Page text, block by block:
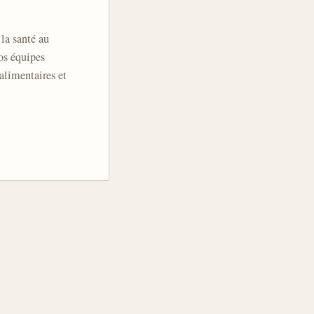
santé au
équipes
et